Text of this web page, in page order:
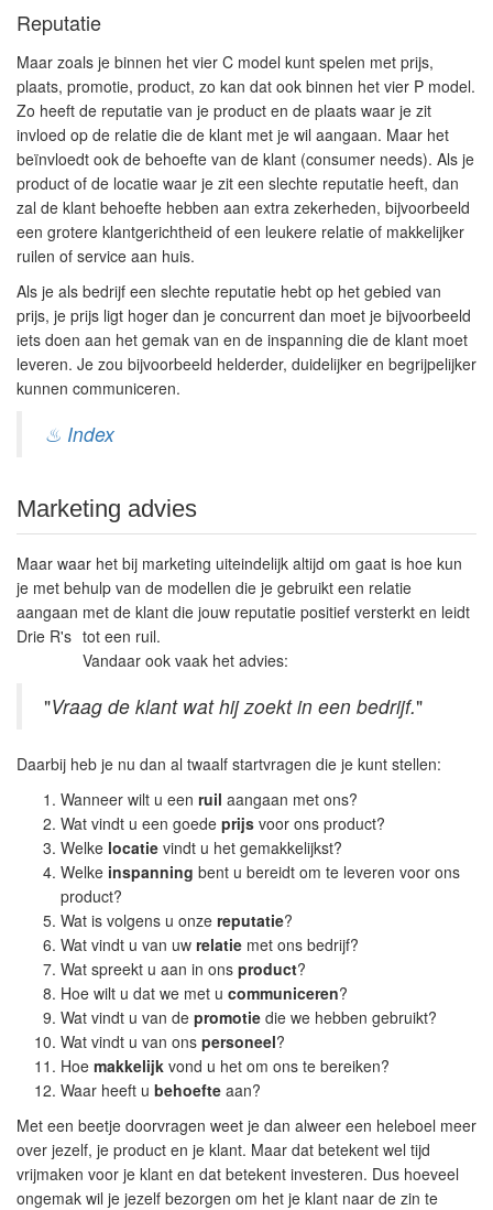
Reputatie
Maar zoals je binnen het vier C model kunt spelen met prijs,
plaats, promotie, product, zo kan dat ook binnen het vier P model.
Zo heeft de reputatie van je product en de plaats waar je zit
invloed op de relatie die de klant met je wil aangaan. Maar het
beïnvloedt ook de behoefte van de klant (consumer needs). Als je
product of de locatie waar je zit een slechte reputatie heeft, dan
zal de klant behoefte hebben aan extra zekerheden, bijvoorbeeld
een grotere klantgerichtheid of een leukere relatie of makkelijker
ruilen of service aan huis.
Als je als bedrijf een slechte reputatie hebt op het gebied van
prijs, je prijs ligt hoger dan je concurrent dan moet je bijvoorbeeld
iets doen aan het gemak van en de inspanning die de klant moet
leveren. Je zou bijvoorbeeld helderder, duidelijker en begrijpelijker
kunnen communiceren.
♨ Index
Marketing advies
Maar waar het bij marketing uiteindelijk altijd om gaat is hoe kun
je met behulp van de modellen die je gebruikt een relatie
aangaan met de klant die jouw reputatie positief versterkt en leidt
tot
Drie R's
een ruil.
Vandaar ook vaak het advies:
"Vraag de klant wat hij zoekt in een bedrijf."
Daarbij heb je nu dan al twaalf startvragen die je kunt stellen:
Wanneer wilt u een ruil aangaan met ons?
Wat vindt u een goede prijs voor ons product?
Welke locatie vindt u het gemakkelijkst?
Welke inspanning bent u bereidt om te leveren voor ons
product?
Wat is volgens u onze reputatie?
Wat vindt u van uw relatie met ons bedrijf?
Wat spreekt u aan in ons product?
Hoe wilt u dat we met u communiceren?
Wat vindt u van de promotie die we hebben gebruikt?
Wat vindt u van ons personeel?
Hoe makkelijk vond u het om ons te bereiken?
Waar heeft u behoefte aan?
Met een beetje doorvragen weet je dan alweer een heleboel meer
over jezelf, je product en je klant. Maar dat betekent wel tijd
vrijmaken voor je klant en dat betekent investeren. Dus hoeveel
ongemak wil je jezelf bezorgen om het je klant naar de zin te